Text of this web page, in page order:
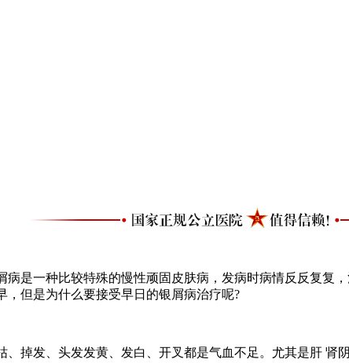
一种比较特殊的慢性顽固皮肤病，发病时病情反反复复
但是为什么要接受早日的银屑病治疗呢?
发、头发发黄、发白、开叉都是气血不足。尤其是肝 肾阴